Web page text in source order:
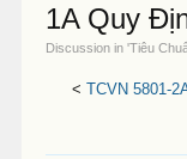
1A Quy
Discussion in 'Tiêu
< TCVN 5801-